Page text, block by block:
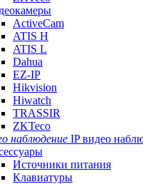
ActiveCam
ATIS H
ATIS L
Dahua
EZ-IP
Hikvision
Hiwatch
TRASSIR
ZKTeco
IP видео
Источники питания
Клавиатуры